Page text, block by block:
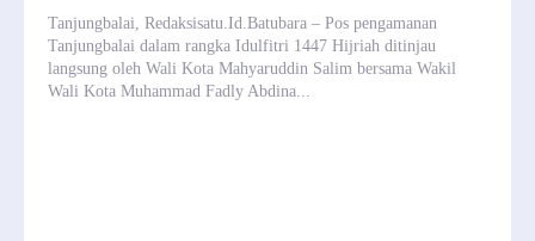
Tanjungbalai, Redaksisatu.Id.Batubara – Pos pengamanan
Tanjungbalai dalam rangka Idulfitri 1447 Hijriah ditinjau
langsung oleh Wali Kota Mahyaruddin Salim bersama Wakil
Wali Kota Muhammad Fadly Abdina...